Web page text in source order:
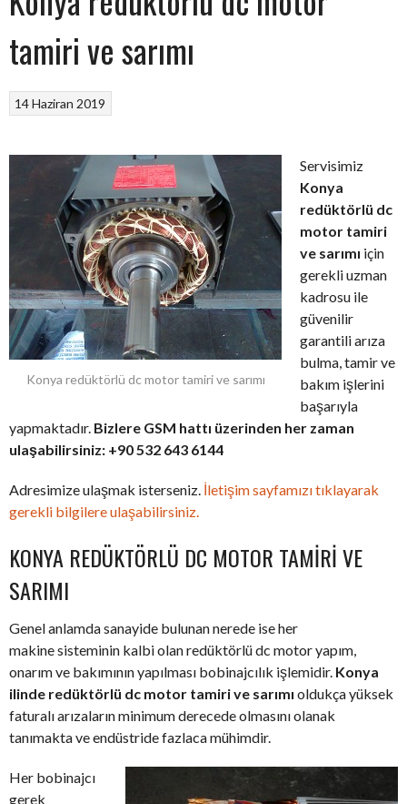
tamiri ve sarımı
14 Haziran 2019
Konya redüktörlü dc motor tamiri ve sarımı
Servisimiz
Konya
redüktörlü dc
motor tamiri
ve sarımı için
gerekli uzman
kadrosu ile
güvenilir
garantili arıza
bulma, tamir ve
bakım işlerini
başarıyla
yapmaktadır. Bizlere GSM hattı üzerinden her zaman
ulaşabilirsiniz: +90 532 643 6144
Adresimize ulaşmak isterseniz. İletişim sayfamızı tıklayarak
gerekli bilgilere ulaşabilirsiniz.
KONYA REDÜKTÖRLÜ DC MOTOR TAMIRI VE
SARIMI
Genel anlamda sanayide bulunan nerede ise her
makine sisteminin kalbi olan redüktörlü dc motor yapım,
onarım ve bakımının yapılması bobinajcılık işlemidir. Konya
ilinde redüktörlü dc motor tamiri ve sarımı oldukça yüksek
faturalı arızaların minimum derecede olmasını olanak
tanımakta ve endüstride fazlaca mühimdir.
Her bobinajcı
gerek